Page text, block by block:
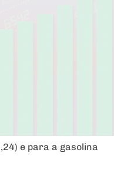
e para a gasolina